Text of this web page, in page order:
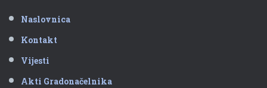
Naslovnica
Kontakt
Vijesti
Akti Gradonačelnika